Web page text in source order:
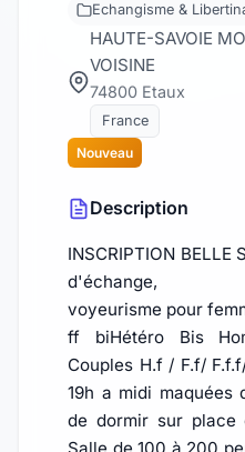
Echangisme &
HAUTE-SAVOIE
VOISINE
74800 Etaux
France
Nouveau
Description
INSCRIPTION
d'échange,
voyeurisme pour
ff biHétéro Bis
Couples H.f / F.f/
19h a midi maquées
de dormir sur place